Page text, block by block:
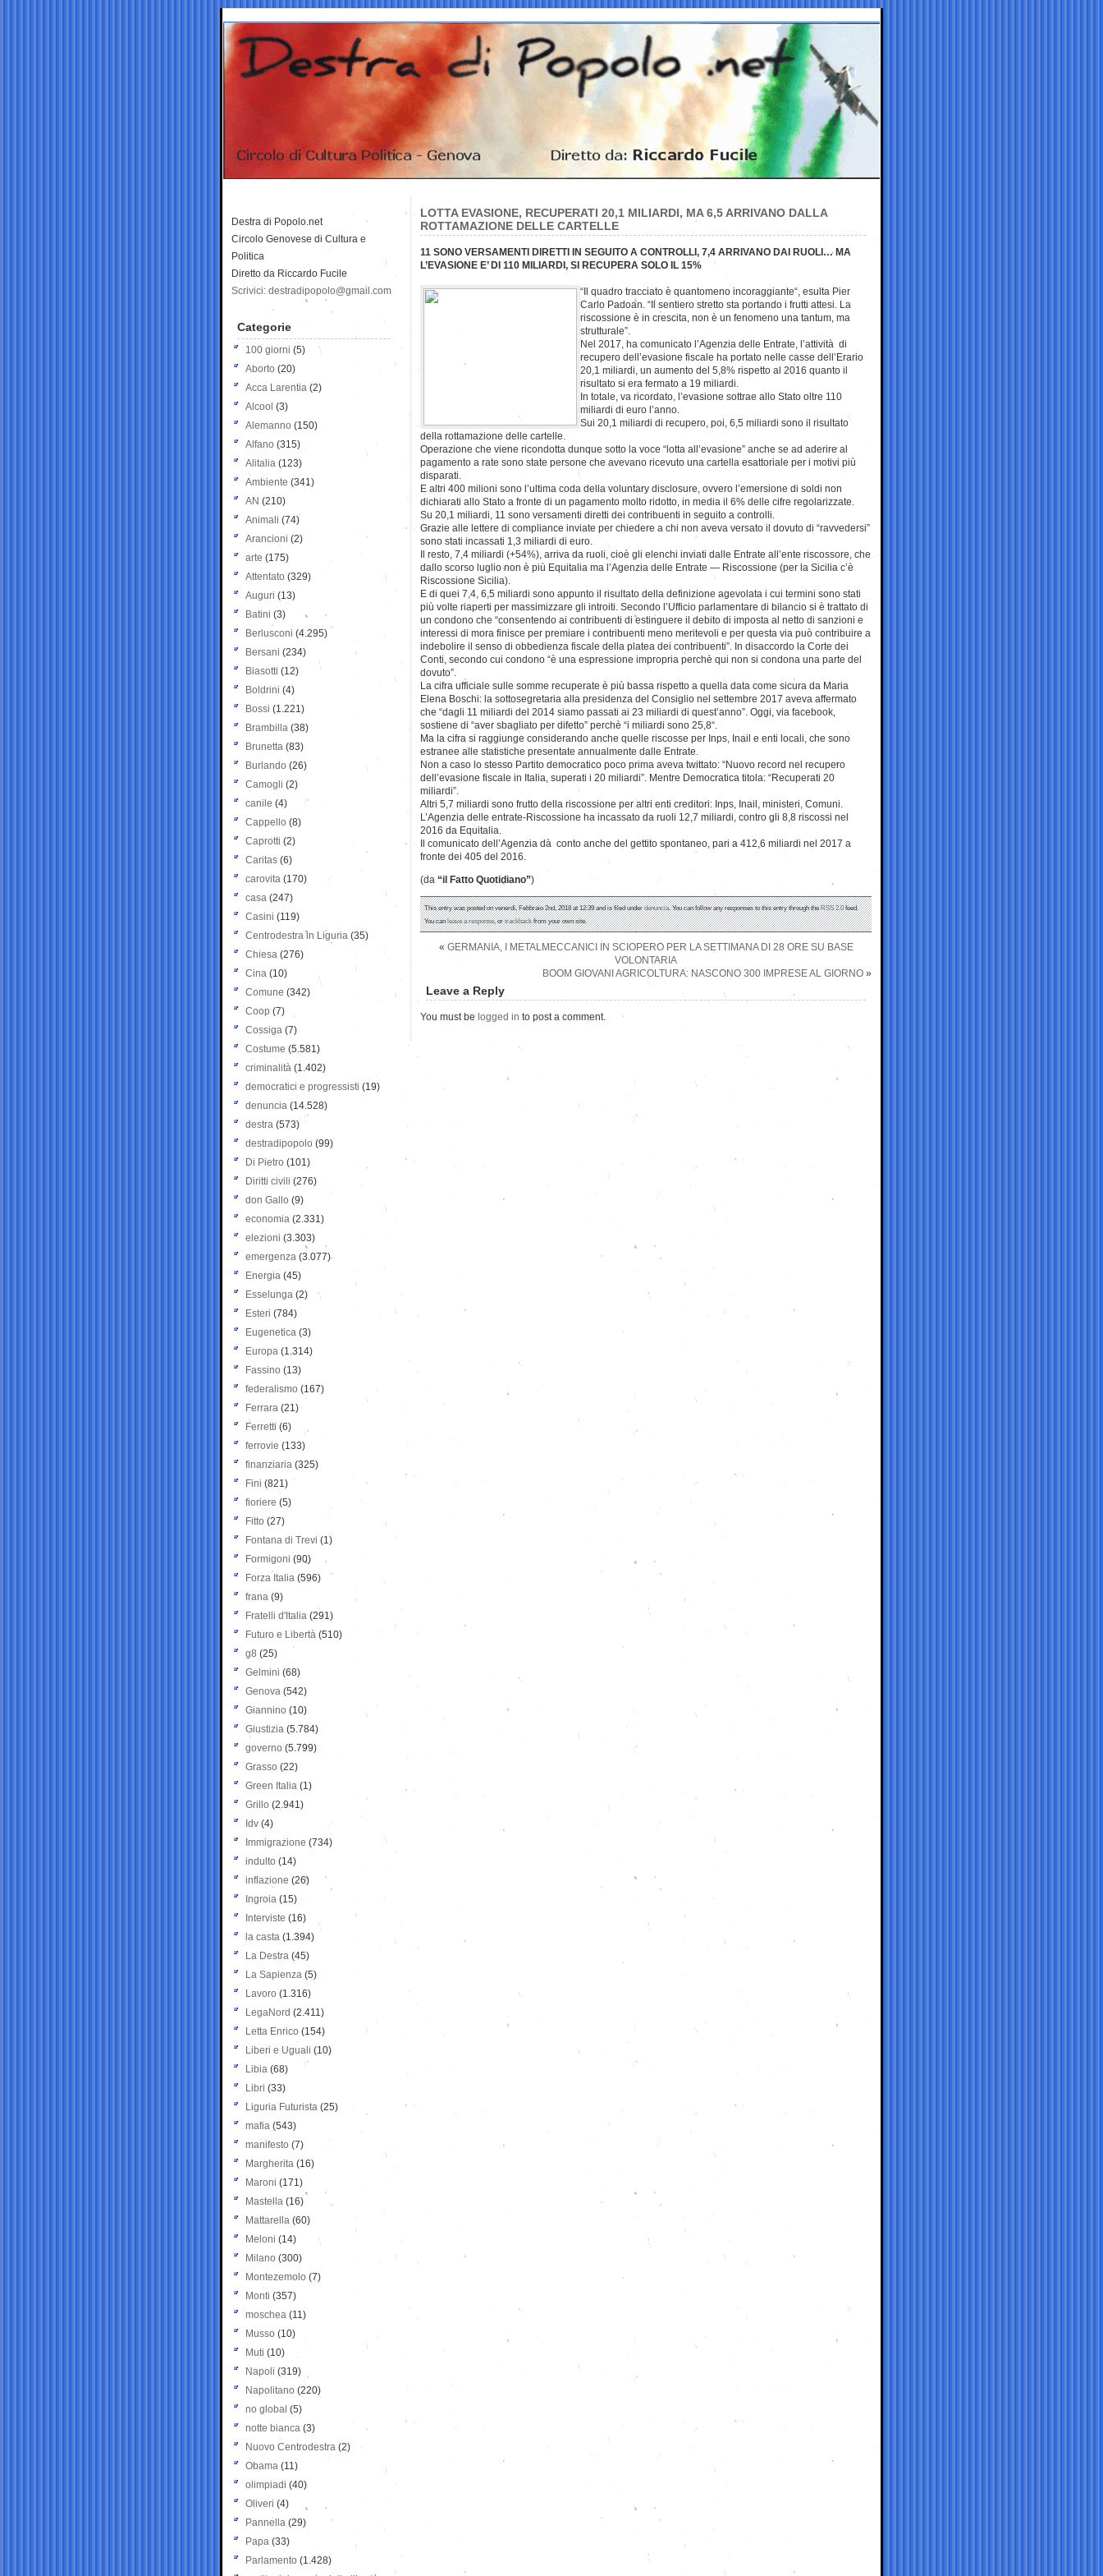
LOTTA EVASIONE, RECUPERATI 20,1 MILIARDI, MA 6,5 ARRIVANO DALLA
ROTTAMAZIONE DELLE CARTELLE
11 SONO VERSAMENTI DIRETTI IN SEGUITO A CONTROLLI, 7,4 ARRIVANO DAI RUOLI… MA
L’EVASIONE E’ DI 110 MILIARDI, SI RECUPERA SOLO IL 15%
“Il quadro tracciato è quantomeno incoraggiante“, esulta Pier
Carlo Padoan. “Il sentiero stretto sta portando i frutti attesi. La
riscossione è in crescita, non è un fenomeno una tantum, ma
strutturale”.
Nel 2017, ha comunicato l’Agenzia delle Entrate, l’attività di
recupero dell’evasione fiscale ha portato nelle casse dell’Erario
20,1 miliardi, un aumento del 5,8% rispetto al 2016 quanto il
risultato si era fermato a 19 miliardi.
In totale, va ricordato, l’evasione sottrae allo Stato oltre 110
miliardi di euro l’anno.
Sui 20,1 miliardi di recupero, poi, 6,5 miliardi sono il risultato
della rottamazione delle cartelle.
Operazione che viene ricondotta dunque sotto la voce “lotta all’evasione” anche se ad aderire al
pagamento a rate sono state persone che avevano ricevuto una cartella esattoriale per i motivi più
disparati.
E altri 400 milioni sono l’ultima coda della voluntary disclosure, ovvero l’emersione di soldi non
dichiarati allo Stato a fronte di un pagamento molto ridotto, in media il 6% delle cifre regolarizzate.
Su 20,1 miliardi, 11 sono versamenti diretti dei contribuenti in seguito a controlli.
Grazie alle lettere di compliance inviate per chiedere a chi non aveva versato il dovuto di “ravvedersi”
sono stati incassati 1,3 miliardi di euro.
Il resto, 7,4 miliardi (+54%), arriva da ruoli, cioè gli elenchi inviati dalle Entrate all’ente riscossore, che
dallo scorso luglio non è più Equitalia ma l’Agenzia delle Entrate — Riscossione (per la Sicilia c’è
Riscossione Sicilia).
E di quei 7,4, 6,5 miliardi sono appunto il risultato della definizione agevolata i cui termini sono stati
più volte riaperti per massimizzare gli introiti. Secondo l’Ufficio parlamentare di bilancio si è trattato di
un condono che “consentendo ai contribuenti di estinguere il debito di imposta al netto di sanzioni e
interessi di mora finisce per premiare i contribuenti meno meritevoli e per questa via può contribuire a
indebolire il senso di obbedienza fiscale della platea dei contribuenti”. In disaccordo la Corte dei
Conti, secondo cui condono “è una espressione impropria perchè qui non si condona una parte del
dovuto”.
La cifra ufficiale sulle somme recuperate è più bassa rispetto a quella data come sicura da Maria
Elena Boschi: la sottosegretaria alla presidenza del Consiglio nel settembre 2017 aveva affermato
che “dagli 11 miliardi del 2014 siamo passati ai 23 miliardi di quest’anno”. Oggi, via facebook,
sostiene di “aver sbagliato per difetto” perchè “i miliardi sono 25,8“.
Ma la cifra si raggiunge considerando anche quelle riscosse per Inps, Inail e enti locali, che sono
estranee alle statistiche presentate annualmente dalle Entrate.
Non a caso lo stesso Partito democratico poco prima aveva twittato: “Nuovo record nel recupero
dell’evasione fiscale in Italia, superati i 20 miliardi”. Mentre Democratica titola: “Recuperati 20
miliardi”.
Altri 5,7 miliardi sono frutto della riscossione per altri enti creditori: Inps, Inail, ministeri, Comuni.
L’Agenzia delle entrate-Riscossione ha incassato da ruoli 12,7 miliardi, contro gli 8,8 riscossi nel
2016 da Equitalia.
Il comunicato dell’Agenzia dà conto anche del gettito spontaneo, pari a 412,6 miliardi nel 2017 a
fronte dei 405 del 2016.
(da “il Fatto Quotidiano”)
This entry was posted on venerdì, Febbraio 2nd, 2018 at 12:39 and is filed underdenuncia. You can follow any responses to this entry through theRSS 2.0feed.
You canleave a response, ortrackbackfrom your own site.
« GERMANIA, I METALMECCANICI IN SCIOPERO PER LA SETTIMANA DI 28 ORE SU BASE
VOLONTARIA
BOOM GIOVANI AGRICOLTURA: NASCONO 300 IMPRESE AL GIORNO »
Leave a Reply
You must be logged in to post a comment.
Destra di Popolo.net
Circolo Genovese di Cultura e
Politica
Diretto da Riccardo Fucile
Scrivici: destradipopolo@gmail.com
Categorie
100 giorni (5)
Aborto (20)
Acca Larentia (2)
Alcool (3)
Alemanno (150)
Alfano (315)
Alitalia (123)
Ambiente (341)
AN (210)
Animali (74)
Arancioni (2)
arte (175)
Attentato (329)
Auguri (13)
Batini (3)
Berlusconi (4.295)
Bersani (234)
Biasotti (12)
Boldrini (4)
Bossi (1.221)
Brambilla (38)
Brunetta (83)
Burlando (26)
Camogli (2)
canile (4)
Cappello (8)
Caprotti (2)
Caritas (6)
carovita (170)
casa (247)
Casini (119)
Centrodestra in Liguria (35)
Chiesa (276)
Cina (10)
Comune (342)
Coop (7)
Cossiga (7)
Costume (5.581)
criminalità (1.402)
democratici e progressisti (19)
denuncia (14.528)
destra (573)
destradipopolo (99)
Di Pietro (101)
Diritti civili (276)
don Gallo (9)
economia (2.331)
elezioni (3.303)
emergenza (3.077)
Energia (45)
Esselunga (2)
Esteri (784)
Eugenetica (3)
Europa (1.314)
Fassino (13)
federalismo (167)
Ferrara (21)
Ferretti (6)
ferrovie (133)
finanziaria (325)
Fini (821)
fioriere (5)
Fitto (27)
Fontana di Trevi (1)
Formigoni (90)
Forza Italia (596)
frana (9)
Fratelli d'Italia (291)
Futuro e Libertà (510)
g8 (25)
Gelmini (68)
Genova (542)
Giannino (10)
Giustizia (5.784)
governo (5.799)
Grasso (22)
Green Italia (1)
Grillo (2.941)
Idv (4)
Immigrazione (734)
indulto (14)
inflazione (26)
Ingroia (15)
Interviste (16)
la casta (1.394)
La Destra (45)
La Sapienza (5)
Lavoro (1.316)
LegaNord (2.411)
Letta Enrico (154)
Liberi e Uguali (10)
Libia (68)
Libri (33)
Liguria Futurista (25)
mafia (543)
manifesto (7)
Margherita (16)
Maroni (171)
Mastella (16)
Mattarella (60)
Meloni (14)
Milano (300)
Montezemolo (7)
Monti (357)
moschea (11)
Musso (10)
Muti (10)
Napoli (319)
Napolitano (220)
no global (5)
notte bianca (3)
Nuovo Centrodestra (2)
Obama (11)
olimpiadi (40)
Oliveri (4)
Pannella (29)
Papa (33)
Parlamento (1.428)